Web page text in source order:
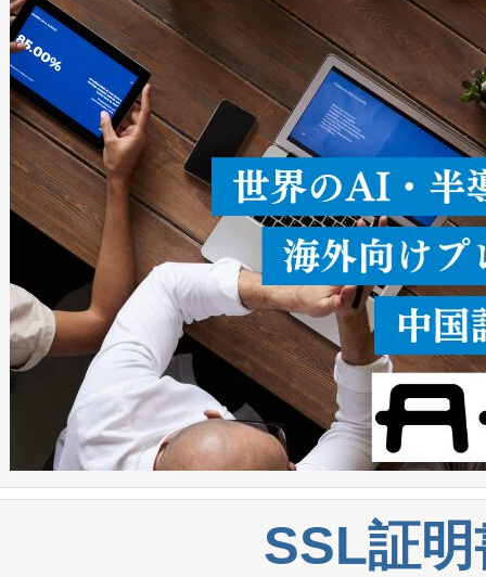
ードを切り替えて使用するこ
ることなく、単一のデバイス
うにします。遠距離まで届く
密度なスキャ […]
SSL証